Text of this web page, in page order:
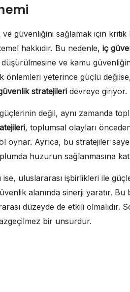
güvenliğini sağlamak için kritik
hakkıdır. Bu nedenle, iç
ve kamu
önlemleri yeterince güçlü
stratejileri devreye giriyor.
değil, aynı zamanda
, toplumsal olayları
Ayrıca, bu stratejiler
huzurun sağlanmasına
uluslararası işbirlikleri ile
alanında sinerji yaratır. Bu
düzeyde de etkili olmalıdır.
bir unsurdur.